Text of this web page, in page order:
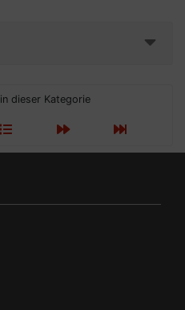
in dieser Kategorie